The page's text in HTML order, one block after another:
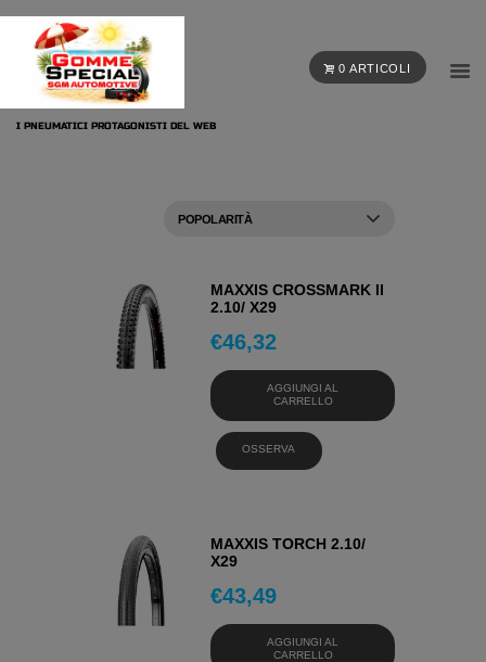
0 ARTICOLI
I PNEUMATICI PROTAGONISTI DEL WEB
MAXXIS CROSSMARK II
2.10/ X29
€46,32
AGGIUNGI AL
CARRELLO
OSSERVA
MAXXIS TORCH 2.10/
X29
€43,49
AGGIUNGI AL
CARRELLO